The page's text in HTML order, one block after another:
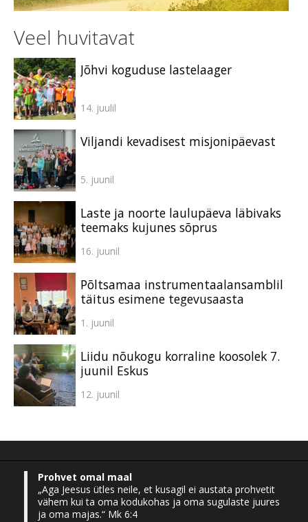
Veel huvitavat
Jõhvi koguduse lastelaager
14. juulil
Viljandi kevadisest misjonipäevast
5. juunil
Laste ja noorte laulupäeva läbivaks
teemaks kujunes sõprus
16. juunil
Põltsamaa instrumentaalansamblil
täitus esimene tegevusaasta
1. juunil
Liidu nõukogu korraline koosolek 7.
juunil Eskus
12. juunil
Prohvet omal maal
„Aga Jeesus ütles neile, et kusagil ei austata prohvetit
vähem kui ta oma kodukohas ja oma sugulaste juures
ja oma majas.“ Mk 6:4